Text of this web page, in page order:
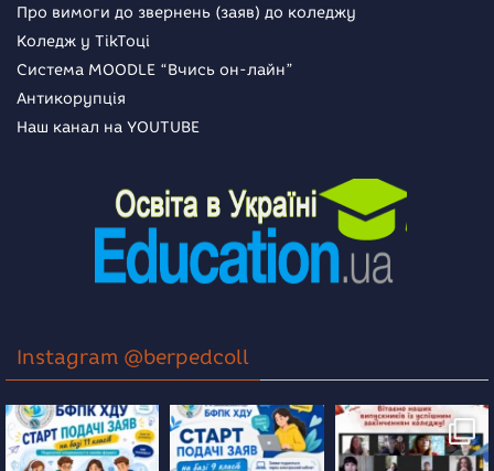
Про вимоги до звернень (заяв) до коледжу
Коледж у TikToці
Система MOODLE “Вчись он-лайн”
Антикорупція
Наш канал на YOUTUBE
Instagram @berpedcoll